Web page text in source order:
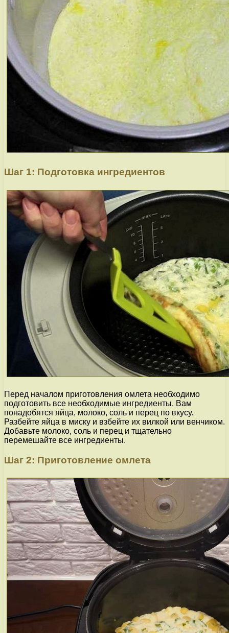
Шаг 1: Подготовка ингредиентов
Перед началом приготовления омлета необходимо
подготовить все необходимые ингредиенты. Вам
понадобятся яйца, молоко, соль и перец по вкусу.
Разбейте яйца в миску и взбейте их вилкой или венчиком.
Добавьте молоко, соль и перец и тщательно
перемешайте все ингредиенты.
Шаг 2: Приготовление омлета